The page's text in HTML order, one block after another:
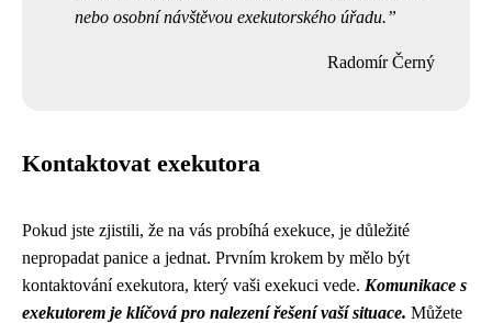
nebo osobní návštěvou exekutorského úřadu.
Radomír Černý
Kontaktovat exekutora
Pokud jste zjistili, že na vás probíhá exekuce, je důležité
nepropadat panice a jednat. Prvním krokem by mělo být
kontaktování exekutora, který vaši exekuci vede. Komunikace s
exekutorem je klíčová pro nalezení řešení vaší situace. Můžete